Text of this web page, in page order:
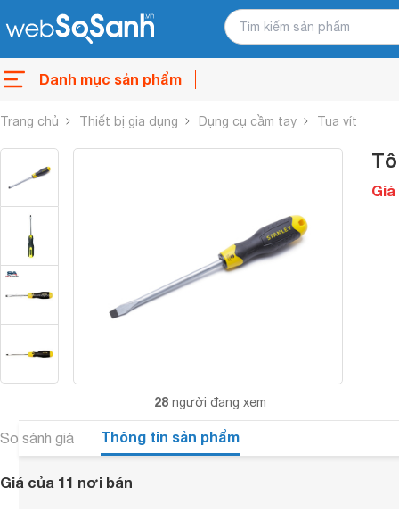
Danh mục sản phẩm
Trang chủ Thiết bị gia dụng Dụng cụ cầm tay Tua vít
28 người đang xem
So sánh giá Thông tin sản phẩm
Giá của 11 nơi bán